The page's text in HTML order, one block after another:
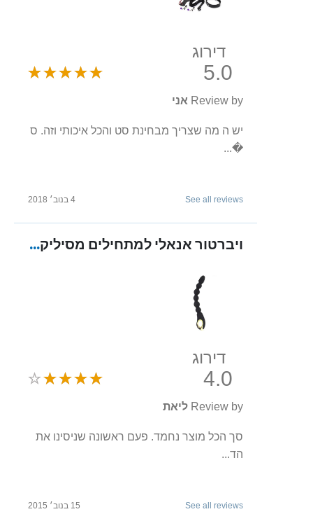
דירוג
5.0
Review by אני
יש ה מה שצריך מבחינת סט והכל איכותי וזה. ס
�...
See all reviews 4 בנוב׳ 2018
ויברטור אנאלי למתחילים מסיליקון רפואי
דירוג
4.0
Review by ליאת
סך הכל מוצר נחמד. פעם ראשונה שניסינו את
הד...
See all reviews 15 בנוב׳ 2015